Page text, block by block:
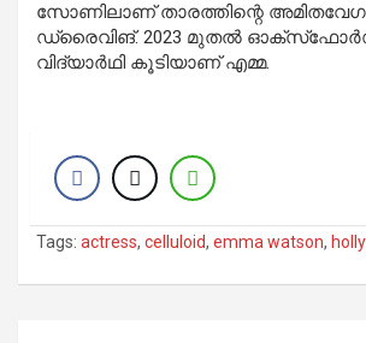
സോണിലാണ് താരത്തിന്റെ
ഡ്രൈവിങ്. 2023 മുതൽ
വിദ്യാർഥി കൂടിയാണ് എമ്മ.
Tags: actress, celluloid, emma watson,